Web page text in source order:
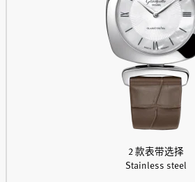
2 款表带选择
Stainless steel